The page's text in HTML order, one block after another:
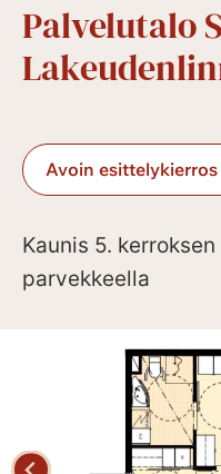
Palvelutalo
Avoin
Kaunis 5.
parvekkeella